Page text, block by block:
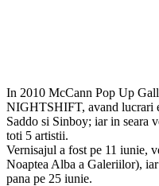
In 2010 McCann Pop Up
NIGHTSHIFT, avand lucrari
Saddo si Sinboy; iar in seara
toti 5 artistii.
Vernisajul a fost pe 11 iunie,
Noaptea Alba a Galeriilor),
pana pe 25 iunie.